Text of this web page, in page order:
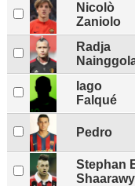
Nicolò
Zaniolo
Radja
Iago
Falqué
Pedro
Stephan
Shaarawy